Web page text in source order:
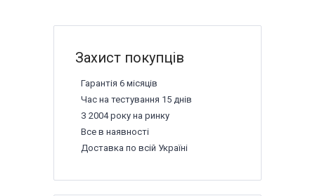
Захист покупців
Гарантія 6 місяців
Час на тестування 15 днів
З 2004 року на ринку
Все в наявності
Доставка по всій Україні